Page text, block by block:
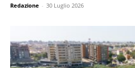
Redazione - 30 Luglio 2026